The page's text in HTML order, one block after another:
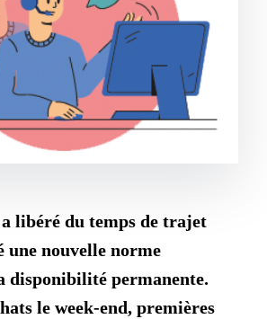
libéré du temps de trajet
une nouvelle norme
disponibilité permanente.
le week-end, premières